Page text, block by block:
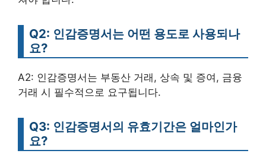
Q2: 인감증명서는 어떤 용도로 사용되나
요?
A2: 인감증명서는 부동산 거래, 상속 및 증여, 금융
거래 시 필수적으로 요구됩니다.
Q3: 인감증명서의 유효기간은 얼마인가
요?